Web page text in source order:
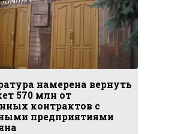
намерена вернуть
570 млн от
контрактов с
предприятиями